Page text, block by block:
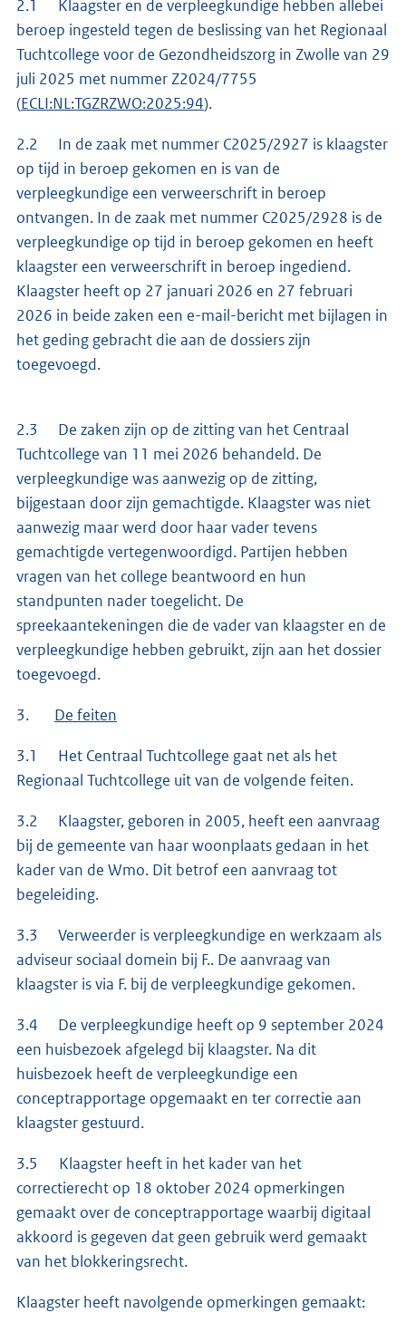
2.1 Klaagster en de verpleegkundige hebben allebei
beroep ingesteld tegen de beslissing van het Regionaal
Tuchtcollege voor de Gezondheidszorg in Zwolle van 29
juli 2025 met nummer Z2024/7755
(ECLI:NL:TGZRZWO:2025:94).
2.2 In de zaak met nummer C2025/2927 is klaagster
op tijd in beroep gekomen en is van de
verpleegkundige een verweerschrift in beroep
ontvangen. In de zaak met nummer C2025/2928 is de
verpleegkundige op tijd in beroep gekomen en heeft
klaagster een verweerschrift in beroep ingediend.
Klaagster heeft op 27 januari 2026 en 27 februari
2026 in beide zaken een e-mail-bericht met bijlagen in
het geding gebracht die aan de dossiers zijn
toegevoegd.
2.3 De zaken zijn op de zitting van het Centraal
Tuchtcollege van 11 mei 2026 behandeld. De
verpleegkundige was aanwezig op de zitting,
bijgestaan door zijn gemachtigde. Klaagster was niet
aanwezig maar werd door haar vader tevens
gemachtigde vertegenwoordigd. Partijen hebben
vragen van het college beantwoord en hun
standpunten nader toegelicht. De
spreekaantekeningen die de vader van klaagster en de
verpleegkundige hebben gebruikt, zijn aan het dossier
toegevoegd.
3. De feiten
3.1 Het Centraal Tuchtcollege gaat net als het
Regionaal Tuchtcollege uit van de volgende feiten.
3.2 Klaagster, geboren in 2005, heeft een aanvraag
bij de gemeente van haar woonplaats gedaan in het
kader van de Wmo. Dit betrof een aanvraag tot
begeleiding.
3.3 Verweerder is verpleegkundige en werkzaam als
adviseur sociaal domein bij F.. De aanvraag van
klaagster is via F. bij de verpleegkundige gekomen.
3.4 De verpleegkundige heeft op 9 september 2024
een huisbezoek afgelegd bij klaagster. Na dit
huisbezoek heeft de verpleegkundige een
conceptrapportage opgemaakt en ter correctie aan
klaagster gestuurd.
3.5 Klaagster heeft in het kader van het
correctierecht op 18 oktober 2024 opmerkingen
gemaakt over de conceptrapportage waarbij digitaal
akkoord is gegeven dat geen gebruik werd gemaakt
van het blokkeringsrecht.
Klaagster heeft navolgende opmerkingen gemaakt: